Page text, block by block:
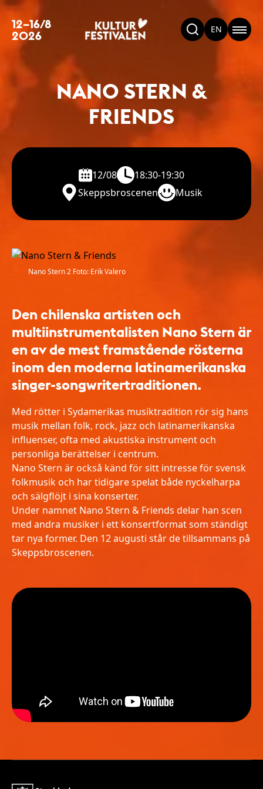
12–16/8
2026 EN
NANO STERN &
FRIENDS
12/08
18:30-19:30
Skeppsbroscenen
Musik
Nano Stern 2 Foto: Erik Valero
Den chilenska artisten och
multiinstrumentalisten Nano Stern är
en av de mest framstående rösterna
inom den moderna latinamerikanska
singer-songwritertraditionen.
Med rötter i Sydamerikas musiktradition rör sig hans
musik mellan folk, rock, jazz och latinamerikanska
influenser, ofta med akustiska instrument och
personliga berättelser i centrum.
Nano Stern är också känd för sitt intresse för svensk
folkmusik och har tidigare spelat både nyckelharpa
och sälgflöjt i sina konserter.
Under namnet Nano Stern & Friends delar han scen
med andra musiker i ett konsertformat som ständigt
tar nya former. Den 12 augusti står de tillsammans på
Skeppsbroscenen.